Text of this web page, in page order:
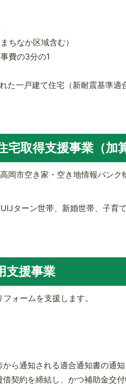
ちなか区域含む）
費の3分の1
た一戸建て住宅（新耐震基準適
取得支援事業（加
岡市空き家・空き地情報バンク
ターン世帯、新婚世帯、子育て
支援事業
ォームを支援します。
ら通知される適合通知書の通知
借契約を締結し、かつ補助金交